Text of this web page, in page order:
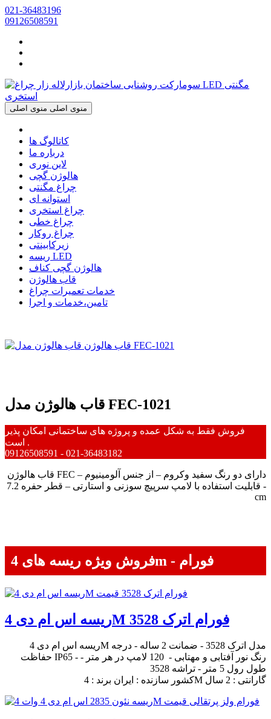
021-36483196
09126508591
منوی اصلی منوی اصلی
کاتالوگ ها
درباره ما
لاین نوری
هالوژن گچی
چراغ مگنتی
استوانه ای
چراغ استخری
چراغ خطی
چراغ روکار
زیرکابینتی
ریسه LED
هالوژن گچی کناف
قاب هالوژن
خدمات تعمیرات چراغ
تامین،خدمات و اجرا
قاب هالوژن مدل FEC-1021
فروش فقط به شکل عمده و پروژه های ساختمانی امکان پذیر
است .
09126508591 - 021-36483182
قاب هالوژن FEC – دارای دو رنگ سفید وکروم – از جنس آلومینیوم
- قابلیت استفاده با لامپ سرپیچ سوزنی و استارتی – قطر حفره 7.2
cm
فروش ویژه ریسه های 4m - فورام
ریسه اس ام دی 4M فورام اترک 3528
ریسه اس ام دی 4M مدل اترک 3528 - ضمانت 2 ساله - درجه
حفاظت IP65 - رنگ نور آفتابی و مهتابی - 120 لامپ در هر متر -
طول رول 5 متر - تراشه 3528
کشور سازنده : ایران برند : 4M گارانتی : 2 سال